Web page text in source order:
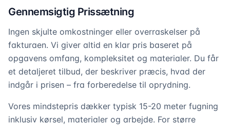
Gennemsigtig Prissætning
Ingen skjulte omkostninger eller overraskelser på
fakturaen. Vi giver altid en klar pris baseret på
opgavens omfang, kompleksitet og materialer. Du får
et detaljeret tilbud, der beskriver præcis, hvad der
indgår i prisen – fra forberedelse til oprydning.
Vores mindstepris dækker typisk 15-20 meter fugning
inklusiv kørsel, materialer og arbejde. For større